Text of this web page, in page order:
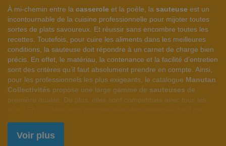
À mi-chemin entre la casserole et la poêle, la sauteuse est un
incontournable de la cuisine professionnelle pour mijoter toutes
sortes de plats savoureux. Et réussir sans encombre toutes les
recettes. Toutefois, pour cuire les aliments dans les meilleures
conditions, la sauteuse doit répondre à un carnet de charge bien
précis. En effet, le matériau, la contenance et la facilité d’entretien
sont des critères qu’il faut absolument prendre en compte. Ainsi,
pour les professionnels les plus exigeants, le catalogue Manutan
Collectivités propose une large gamme de sauteuses de
première qualité. De plus, elles sont compatibles avec tous les
matériaux, nos sauteuses sont très faciles d’entretien et peuvent
Voir plus